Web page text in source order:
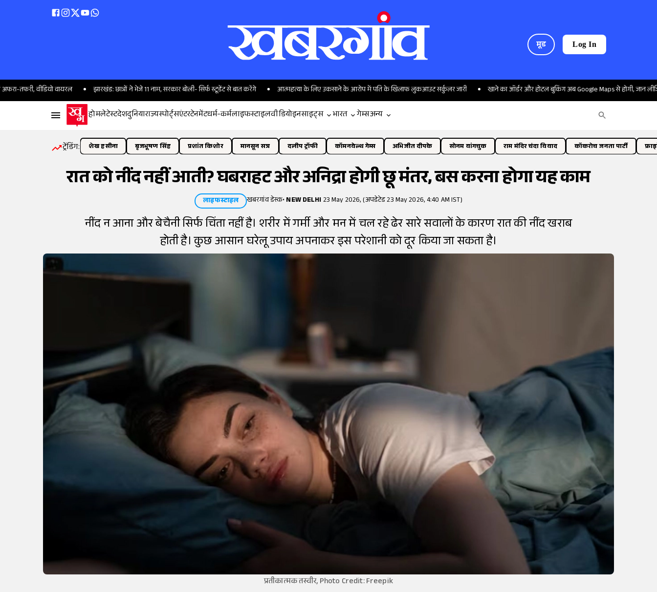
मूड Log In
वीडियो वायरल झारखंड: छात्रों ने भेजे 11 नाम, सरकार बोली- सिर्फ स्टूडेंट से बात करेंगे आत्महत्या के लिए उकसाने के आरोप में पति के खिलाफ लुकआउट सर्कुलर जारी खाने का ऑर्डर और होटल बुकिंग अब Google Maps से होगी, जान लीजिए तरीका
होमलेटेस्टदेशदुनियाराज्यस्पोर्ट्सएंटरटेनमेंटधर्म-कर्मलाइफस्टाइलवीडियोइनसाइट्स भारत गेम्सअन्य
ट्रेंडिंग: शेख हसीना बृजभूषण सिंह प्रशांत किशोर मानसून सत्र दलीप ट्रॉफी कॉमनवेल्थ गेम्स अभिजीत दीपके सोनम वांगचुक राम मंदिर चंदा विवाद कॉकरोच जनता पार्टी
रात को नींद नहीं आती? घबराहट और अनिद्रा होगी छू मंतर, बस करना होगा यह काम
लाइफस्टाइल खबरगांव डेस्क•NEW DELHI23 May 2026, (अपडेटेड 23 May 2026, 4:40 AM IST)
नींद न आना और बेचैनी सिर्फ चिंता नहीं है। शरीर में गर्मी और मन में चल रहे ढेर सारे सवालों के कारण रात की नींद खराब
होती है। कुछ आसान घरेलू उपाय अपनाकर इस परेशानी को दूर किया जा सकता है।
प्रतीकात्मक तस्वीर, Photo Credit: Freepik